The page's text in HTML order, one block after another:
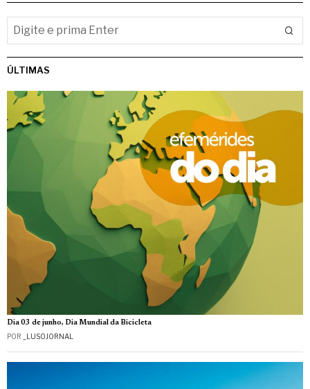
ÚLTIMAS
Dia 03 de junho, Dia Mundial da Bicicleta
POR _LUSOJORNAL